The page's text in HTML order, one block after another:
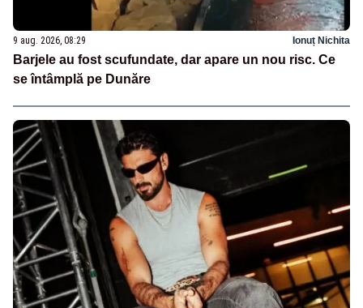
9 aug. 2026, 08:29 Ionuț Nichita
Barjele au fost scufundate, dar apare un nou risc. Ce
se întâmplă pe Dunăre